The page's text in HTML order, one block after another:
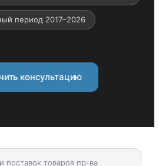
период 2017–2026
консультацию
поставок товаров пр-ва